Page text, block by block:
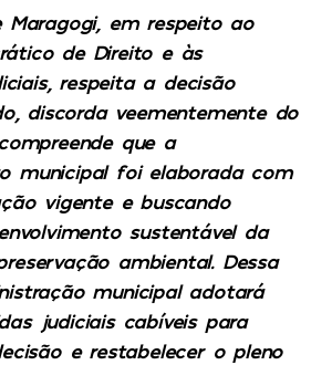
Maragogi, em respeito ao
de Direito e às
respeita a decisão
discorda veementemente do
que a
municipal foi elaborada com
vigente e buscando
sustentável da
ambiental. Dessa
municipal adotará
judiciais cabíveis para
e restabelecer o pleno